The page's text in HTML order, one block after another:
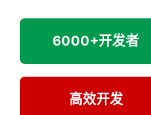
6000+开发者
高效开发